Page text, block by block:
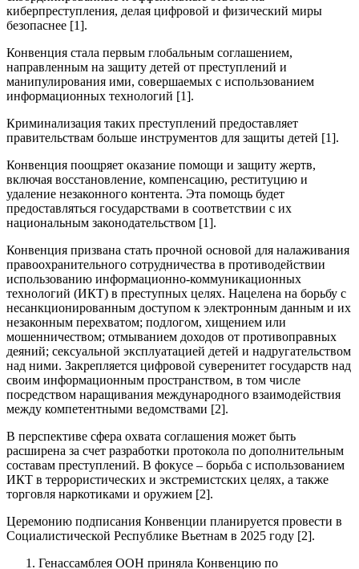
киберпреступления, делая цифровой и физический миры
безопаснее [1].
Конвенция стала первым глобальным соглашением,
направленным на защиту детей от преступлений и
манипулирования ими, совершаемых с использованием
информационных технологий [1].
Криминализация таких преступлений предоставляет
правительствам больше инструментов для защиты детей [1].
Конвенция поощряет оказание помощи и защиту жертв,
включая восстановление, компенсацию, реституцию и
удаление незаконного контента. Эта помощь будет
предоставляться государствами в соответствии с их
национальным законодательством [1].
Конвенция призвана стать прочной основой для налаживания
правоохранительного сотрудничества в противодействии
использованию информационно-коммуникационных
технологий (ИКТ) в преступных целях. Нацелена на борьбу с
несанкционированным доступом к электронным данным и их
незаконным перехватом; подлогом, хищением или
мошенничеством; отмыванием доходов от противоправных
деяний; сексуальной эксплуатацией детей и надругательством
над ними. Закрепляется цифровой суверенитет государств над
своим информационным пространством, в том числе
посредством наращивания международного взаимодействия
между компетентными ведомствами [2].
В перспективе сфера охвата соглашения может быть
расширена за счет разработки протокола по дополнительным
составам преступлений. В фокусе – борьба с использованием
ИКТ в террористических и экстремистских целях, а также
торговля наркотиками и оружием [2].
Церемонию подписания Конвенции планируется провести в
Социалистической Республике Вьетнам в 2025 году [2].
Генассамблея ООН приняла Конвенцию по